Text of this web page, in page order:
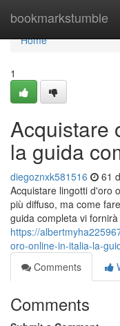
bookmarkstumble
Home
Home
1
Acquistare
la guida
diegoznxk581516 61
Acquistare lingotti d'oro
più diffuso, ma come
guida completa vi
https://
oro-online-in-italia-la-
Comments
Comments